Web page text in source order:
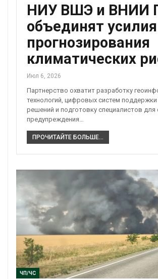
НИУ ВШЭ и ВНИИ
объединят
прогнозирования
климатических
Июл 6, 2026
Партнерство охватит разработку
технологий, цифровых систем поддержки
решений и подготовку специалистов
предупреждения…
ПРОЧИТАЙТЕ БОЛЬШЕ...
ЧП/ЧС